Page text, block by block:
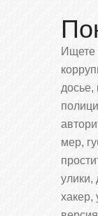
Ищете
досье,
мер,
улики,
хакер,